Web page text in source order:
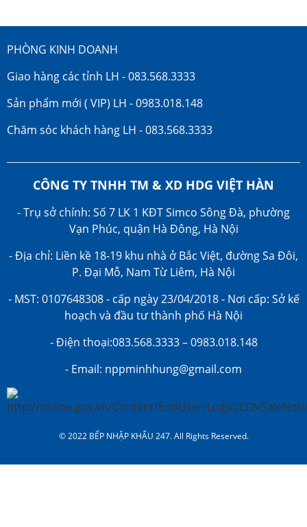
PHÒNG KINH DOANH
Giao hàng các tỉnh LH - 083.568.3333
Sản phẩm mới ( VIP) LH - 0983.018.148
Chăm sóc khách hàng LH - 083.568.3333
CÔNG TY TNHH TM & XD HDG VIỆT HÀN
- Trụ sở chính: Số 7 LK 1 KĐT Simco Sông Đà, phường
Vạn Phúc, quận Hà Đông, Hà Nội
- Địa chỉ: Liền kề 18-19 khu nhà ở Bắc Việt, đường Sa Đôi,
P. Đại Mỗ, Nam Từ Liêm, Hà Nội
- MST: 0107648308 - cấp ngày 23/04/2018 - Nơi cấp: Sở kế
hoạch và đầu tư thành phố Hà Nội
- Điện thoại:083.568.3333 – 0983.018.148
- Email: nppminhhung@gmail.com
© 2022 BẾP NHẬP KHẨU 247. All Rights Reserved.